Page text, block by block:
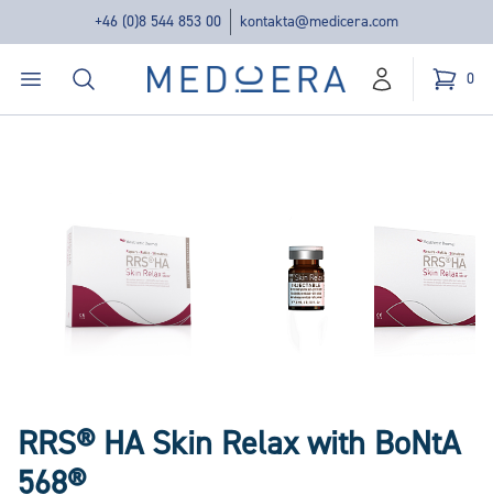
+46 (0)8 544 853 00 kontakta@medicera.com
Öppna menyn
Sök Medicera | New Medic Era AB konto Kundvagn
0
varor i
RRS® HA Skin Relax with BoNtA
568®